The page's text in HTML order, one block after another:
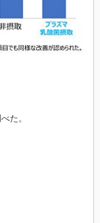
た。